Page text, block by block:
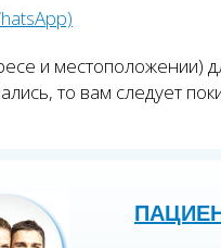
и местоположении)
то вам следует